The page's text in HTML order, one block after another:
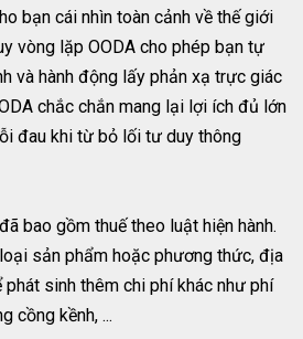
bạn cái nhìn toàn cảnh về thế giới
vòng lặp OODA cho phép bạn tự
và hành động lấy phản xạ trực giác
chắc chắn mang lại lợi ích đủ lớn
đau khi từ bỏ lối tư duy thông
bao gồm thuế theo luật hiện hành.
sản phẩm hoặc phương thức, địa
phát sinh thêm chi phí khác như phí
cồng kềnh, ...